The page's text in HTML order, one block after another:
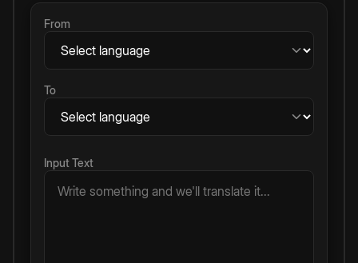
From
To
Input Text